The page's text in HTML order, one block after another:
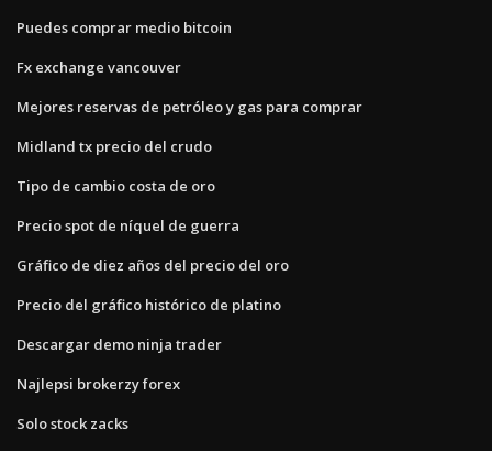
Puedes comprar medio bitcoin
Fx exchange vancouver
Mejores reservas de petróleo y gas para comprar
Midland tx precio del crudo
Tipo de cambio costa de oro
Precio spot de níquel de guerra
Gráfico de diez años del precio del oro
Precio del gráfico histórico de platino
Descargar demo ninja trader
Najlepsi brokerzy forex
Solo stock zacks